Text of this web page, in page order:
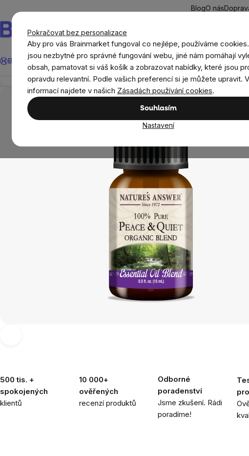
Pokračovat bez personalizace
Aby pro vás Brainmarket fungoval co nejlépe, používáme
jsou nezbytné pro správné fungování webu, jiné nám pomáhají
obsah, pamatovat si váš košík a zobrazovat nabídky, které jsou
opravdu relevantní. Podle vašich preferencí si je můžete upravit.
informací najdete v našich Zásadách používání cookies.
Souhlasím
Nastavení
obsah
BlogO nás
Hledat
BrainMax® Léto Ušetři CíleDoplňky stravy a výživaNovinkyMuži
Domov Aromaterapie Éterické a esenciální vonné
500 tis. +
spokojených
klientů
10 000+
ověřených
recenzí produktů
Odborné
poradenství
Jsme zkušení. Rádi
poradíme!
Nature's Answer Peace and Quiet Blend, Essential Oil,
Přehled Popis Související produkty Recenze Poradna